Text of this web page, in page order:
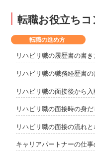
転職お役立ち
転職の進め方
リハビリ職の履歴書の書き
リハビリ職の職務経歴書
リハビリ職の面接後から
リハビリ職の面接時の身
リハビリ職の面接の流れと
キャリアパートナーの仕事